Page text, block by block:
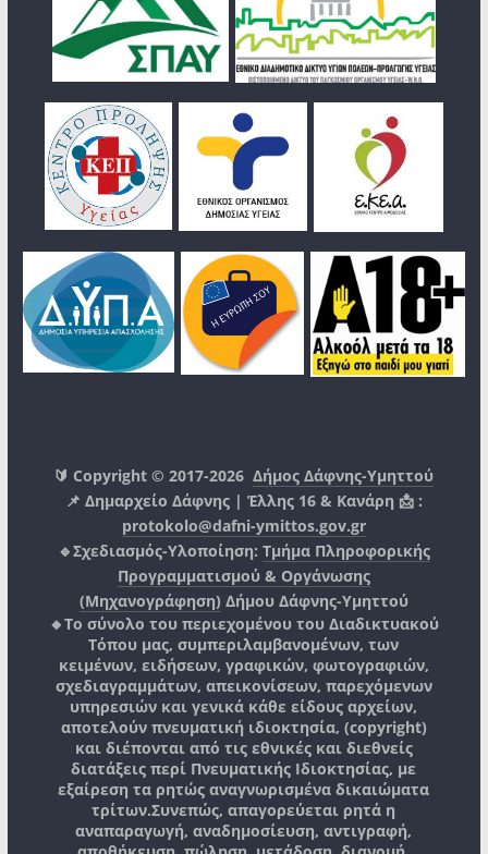
🔰 Copyright © 2017-2026Δήμος Δάφνης-Υμηττού
📌 Δημαρχείο Δάφνης | Έλλης 16 & Κανάρη 📩 :
protokolo@dafni-ymittos.gov.gr
🔹Σχεδιασμός-Υλοποίηση: Τμήμα Πληροφορικής
Προγραμματισμού & Οργάνωσης
(Μηχανογράφηση) Δήμου Δάφνης-Υμηττού
🔸Το σύνολο του περιεχομένου του Διαδικτυακού
Τόπου μας, συμπεριλαμβανομένων, των
κειμένων, ειδήσεων, γραφικών, φωτογραφιών,
σχεδιαγραμμάτων, απεικονίσεων, παρεχόμενων
υπηρεσιών και γενικά κάθε είδους αρχείων,
αποτελούν πνευματική ιδιοκτησία, (copyright)
και διέπονται από τις εθνικές και διεθνείς
διατάξεις περί Πνευματικής Ιδιοκτησίας, με
εξαίρεση τα ρητώς αναγνωρισμένα δικαιώματα
τρίτων.Συνεπώς, απαγορεύεται ρητά η
αναπαραγωγή, αναδημοσίευση, αντιγραφή,